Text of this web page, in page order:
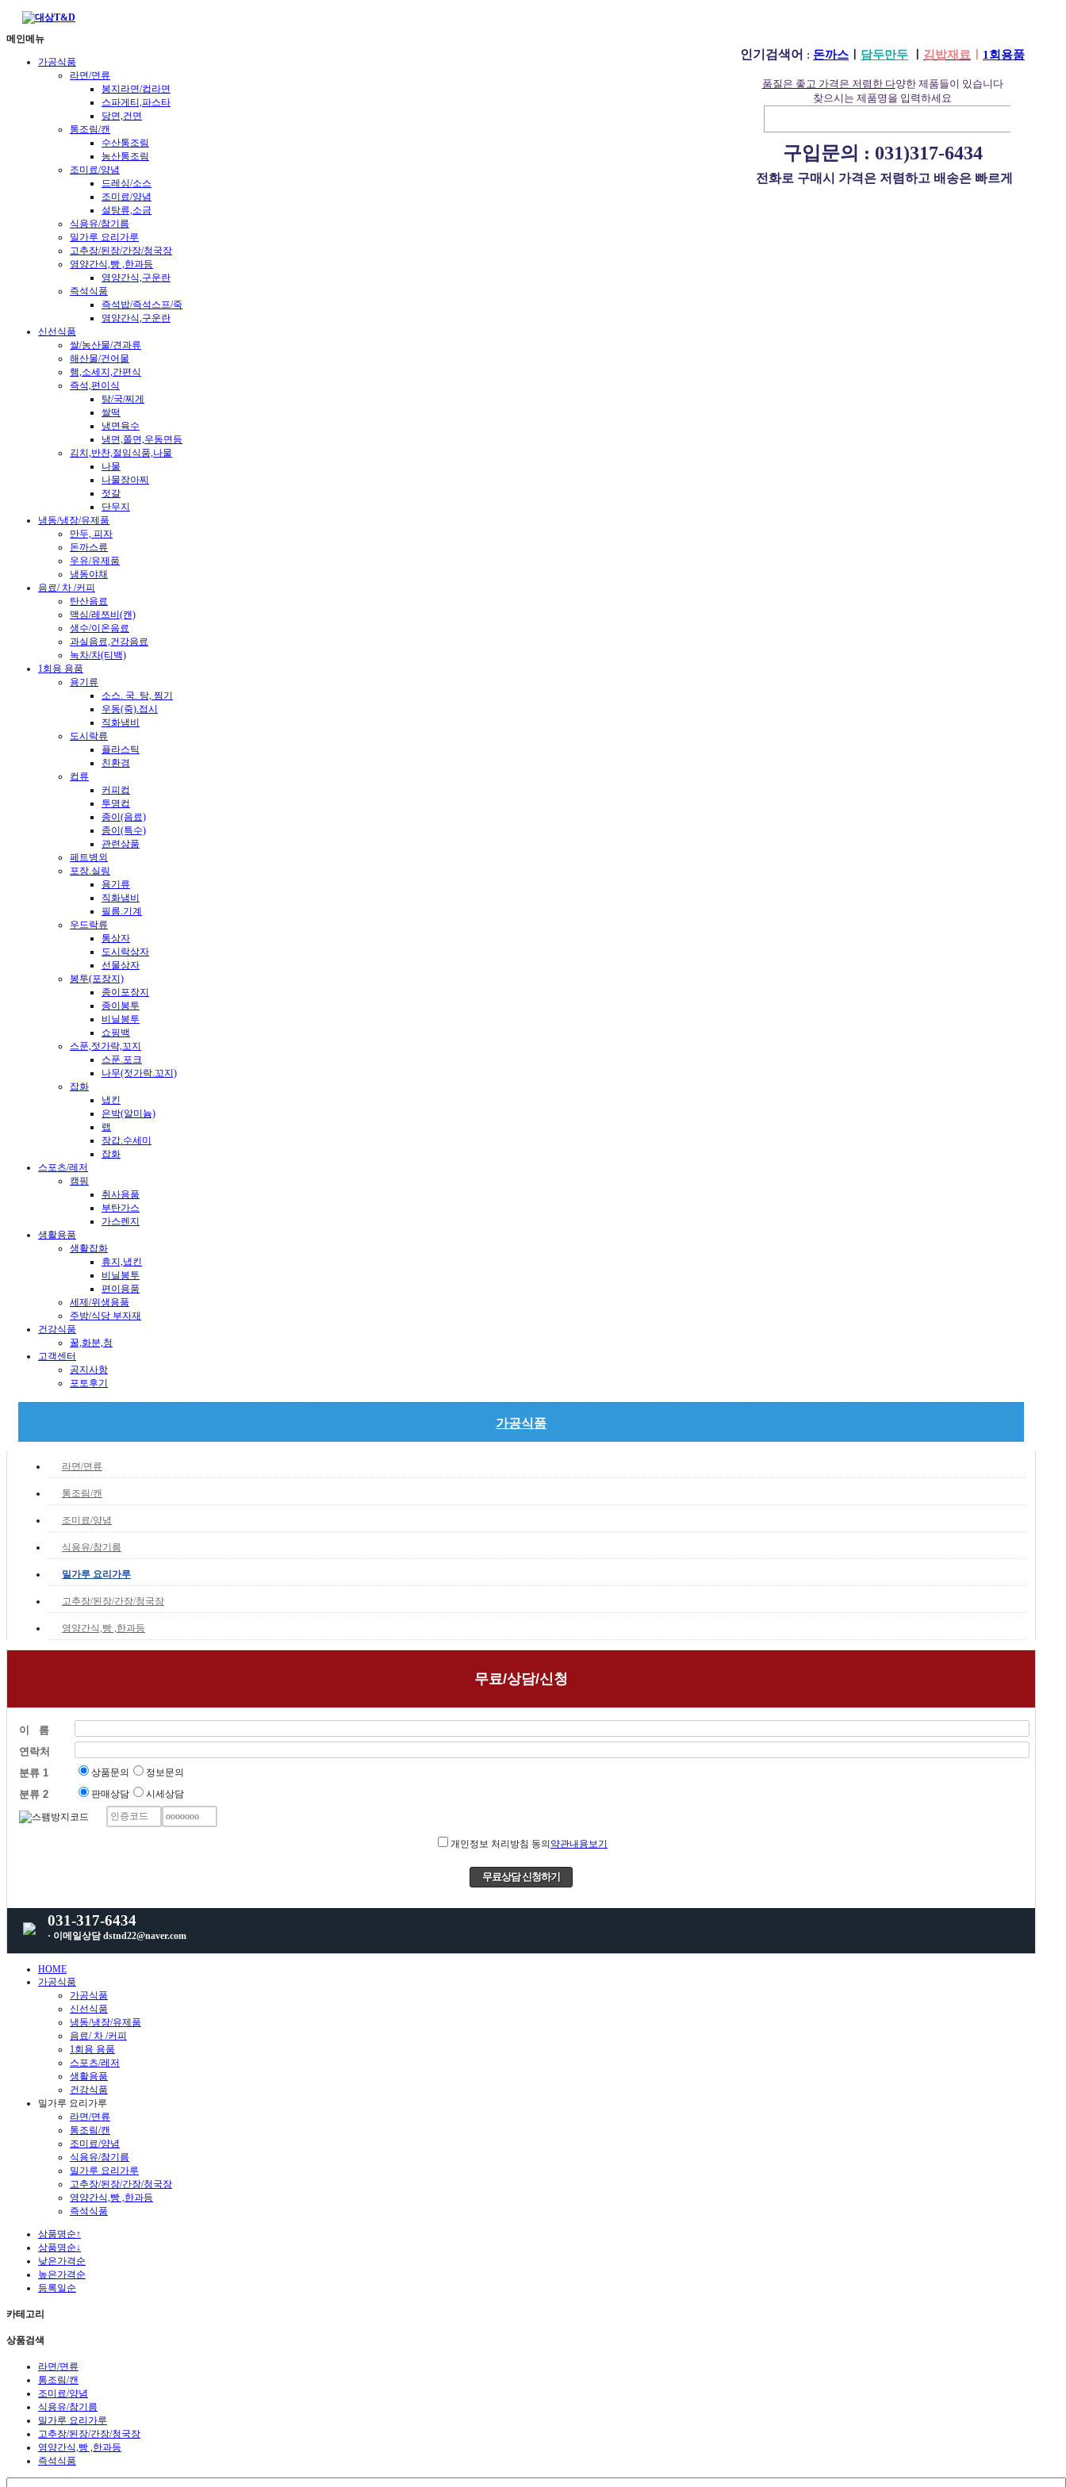
인기검색어 : 돈까스 담두만두 김밥재료 1회용품
품질은 좋고 가격은 저렴한 다양한 제품들이 있습니다
찾으시는 제품명을 입력하세요
구입문의 : 031)317-6434
전화로 구매시 가격은 저렴하고 배송은 빠르게
메인메뉴
가공식품
라면/면류
봉지라면/컵라면
스파게티,파스타
당면,건면
통조림/캔
수산통조림
농산통조림
조미료/양념
드레싱/소스
조미료/양념
설탕류,소금
식용유/참기름
밀가루 요리가루
고추장/된장/간장/청국장
영양간식,빵 ,한과등
영양간식,구운란
즉석식품
즉석밥/즉석스프/죽
영양간식,구운란
신선식품
쌀/농산물/견과류
해산물/건어물
햄,소세지,간편식
즉석,편이식
탕/국/찌게
쌀떡
냉면육수
냉면,쫄면,우동면등
김치,반찬,절임식품,나물
나물
나물장아찌
젓갈
단무지
냉동/냉장/유제품
만두, 피자
돈까스류
우유/유제품
냉동야채
음료/ 차 /커피
탄산음료
맥심/레쯔비(캔)
생수/이온음료
과실음료,건강음료
녹차/차(티백)
1회용 용품
용기류
소스. 국. 탕, 찜기
우동(죽).접시
직화냄비
도시락류
플라스틱
친환경
컵류
커피컵
투명컵
종이(음료)
종이(특수)
관련상품
페트병외
포장.실링
용기류
직화냄비
필름.기계
우드락류
통상자
도시락상자
선물상자
봉투(포장지)
종이포장지
종이봉투
비닐봉투
쇼핑백
스푼,젓가락,꼬지
스푼.포크
나무(젓가락.꼬지)
잡화
냅킨
은박(알미늄)
랩
장갑.수세미
잡화
스포츠/레저
캠핑
취사용품
부탄가스
가스렌지
생활용품
생활잡화
휴지,냅킨
비닐봉투
편이용품
세제/위생용품
주방/식당 부자재
건강식품
꿀,화분,청
고객센터
공지사항
포토후기
가공식품
라면/면류
통조림/캔
조미료/양념
식용유/참기름
밀가루 요리가루
고추장/된장/간장/청국장
영양간식,빵 ,한과등
무료/상담/신청
이 름
연락처
분류 1
상품문의 정보문의
분류 2 판매상담 시세상담
개인정보 처리방침 동의 약관내용보기
031-317-6434
· 이메일상담 dstnd22@naver.com
HOME
가공식품
가공식품
신선식품
냉동/냉장/유제품
음료/ 차 /커피
1회용 용품
스포츠/레저
생활용품
건강식품
밀가루 요리가루
라면/면류
통조림/캔
조미료/양념
식용유/참기름
밀가루 요리가루
고추장/된장/간장/청국장
영양간식,빵 ,한과등
즉석식품
상품명순↑
상품명순↓
낮은가격순
높은가격순
등록일순
카테고리
상품검색
라면/면류
통조림/캔
조미료/양념
식용유/참기름
밀가루 요리가루
고추장/된장/간장/청국장
영양간식,빵 ,한과등
즉석식품